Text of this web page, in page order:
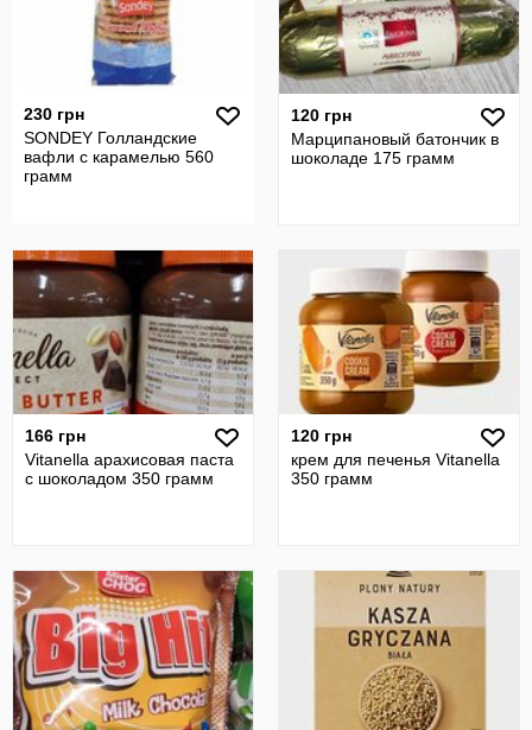
230 грн
SONDEY Голландские
вафли с карамелью 560
грамм
120 грн
Марципановый батончик в
шоколаде 175 грамм
166 грн
Vitanella арахисовая паста
с шоколадом 350 грамм
120 грн
крем для печенья Vitanella
350 грамм